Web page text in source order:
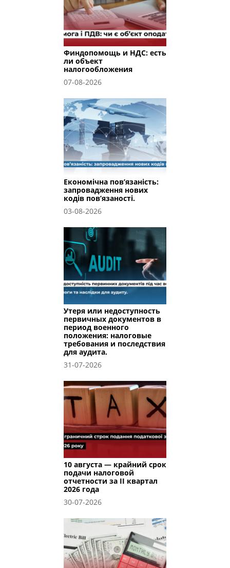
Финдопомощь и НДС: есть
ли объект
налогообложения
07-08-2026
Економічна пов’язаність:
запровадження нових
кодів пов’язаності.
03-08-2026
Утеря или недоступность
первичных документов в
период военного
положения: налоговые
требования и последствия
для аудита.
31-07-2026
10 августа — крайний срок
подачи налоговой
отчетности за II квартал
2026 года
30-07-2026